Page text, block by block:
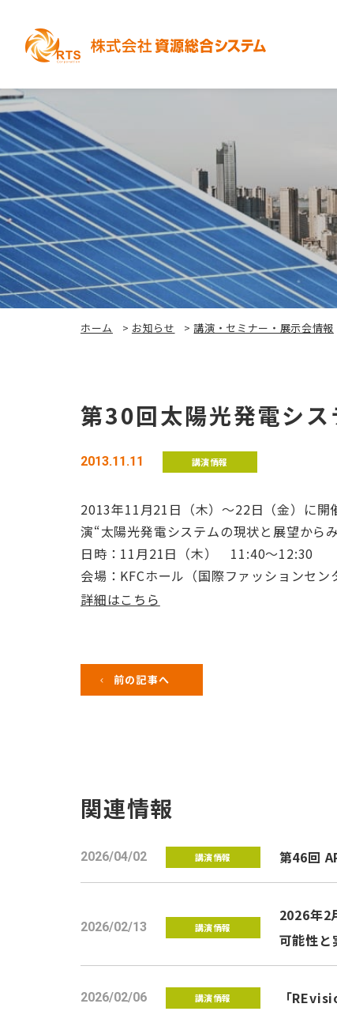
ホーム > お知らせ >講演・セミナー・展示会情報
第30回太陽光発電シ
2013.11.11 講演情報
2013年11月21日（木）～22日（金）に
演“太陽光発電システムの現状と展望から
日時：11月21日（木） 11:40～12:30
会場：KFCホール（国際ファッションセン
詳細はこちら
前の記事へ
関連情報
2026/04/02 講演情報 第46回
2026/02/13 講演情報
2026年2
可能性と
2026/02/06 講演情報 「